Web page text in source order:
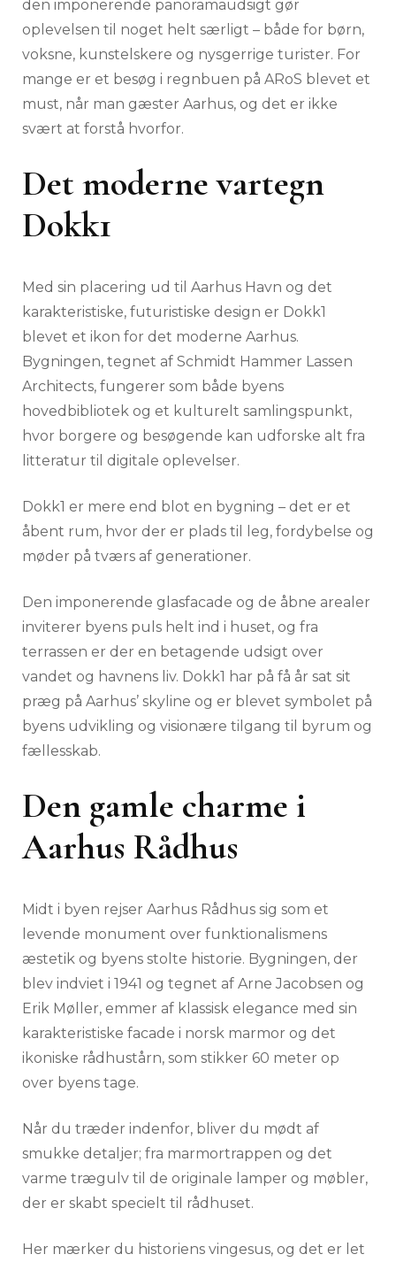
den imponerende panoramaudsigt gør
oplevelsen til noget helt særligt – både for børn,
voksne, kunstelskere og nysgerrige turister. For
mange er et besøg i regnbuen på ARoS blevet et
must, når man gæster Aarhus, og det er ikke
svært at forstå hvorfor.
Det moderne vartegn
Dokk1
Med sin placering ud til Aarhus Havn og det
karakteristiske, futuristiske design er Dokk1
blevet et ikon for det moderne Aarhus.
Bygningen, tegnet af Schmidt Hammer Lassen
Architects, fungerer som både byens
hovedbibliotek og et kulturelt samlingspunkt,
hvor borgere og besøgende kan udforske alt fra
litteratur til digitale oplevelser.
Dokk1 er mere end blot en bygning – det er et
åbent rum, hvor der er plads til leg, fordybelse og
møder på tværs af generationer.
Den imponerende glasfacade og de åbne arealer
inviterer byens puls helt ind i huset, og fra
terrassen er der en betagende udsigt over
vandet og havnens liv. Dokk1 har på få år sat sit
præg på Aarhus’ skyline og er blevet symbolet på
byens udvikling og visionære tilgang til byrum og
fællesskab.
Den gamle charme i
Aarhus Rådhus
Midt i byen rejser Aarhus Rådhus sig som et
levende monument over funktionalismens
æstetik og byens stolte historie. Bygningen, der
blev indviet i 1941 og tegnet af Arne Jacobsen og
Erik Møller, emmer af klassisk elegance med sin
karakteristiske facade i norsk marmor og det
ikoniske rådhustårn, som stikker 60 meter op
over byens tage.
Når du træder indenfor, bliver du mødt af
smukke detaljer; fra marmortrappen og det
varme trægulv til de originale lamper og møbler,
der er skabt specielt til rådhuset.
Her mærker du historiens vingesus, og det er let